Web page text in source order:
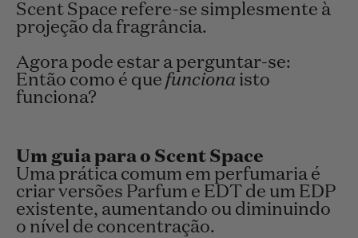
Scent Space refere-se simplesmente à
projeção da fragrância.
Agora pode estar a perguntar-se:
Então como é que funciona isto
funciona?
Um guia para o Scent Space
Uma prática comum em perfumaria é
criar versões Parfum e EDT de um EDP
existente, aumentando ou diminuindo
o nível de concentração.